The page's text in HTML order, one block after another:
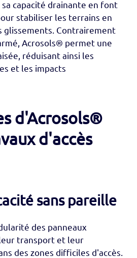
capacité drainante en font
stabiliser les terrains en
glissements. Contrairement
Acrosols® permet une
réduisant ainsi les
et les impacts
d'Acrosols®
d'accès
sans pareille
des panneaux
transport et leur
des zones difficiles d'accès.